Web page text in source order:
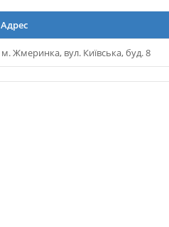
Адрес
м. Жмеринка, вул. Київська, буд. 8